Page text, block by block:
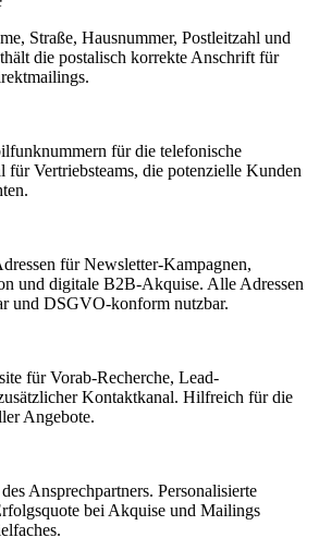
Straße, Hausnummer, Postleitzahl und
die postalisch korrekte Anschrift für
für die telefonische
für Vertriebsteams, die potenzielle Kunden
für Newsletter-Kampagnen,
und digitale B2B-Akquise. Alle Adressen
und DSGVO-konform nutzbar.
für Vorab-Recherche, Lead-
Kontaktkanal. Hilfreich für die
Angebote.
Ansprechpartners. Personalisierte
bei Akquise und Mailings